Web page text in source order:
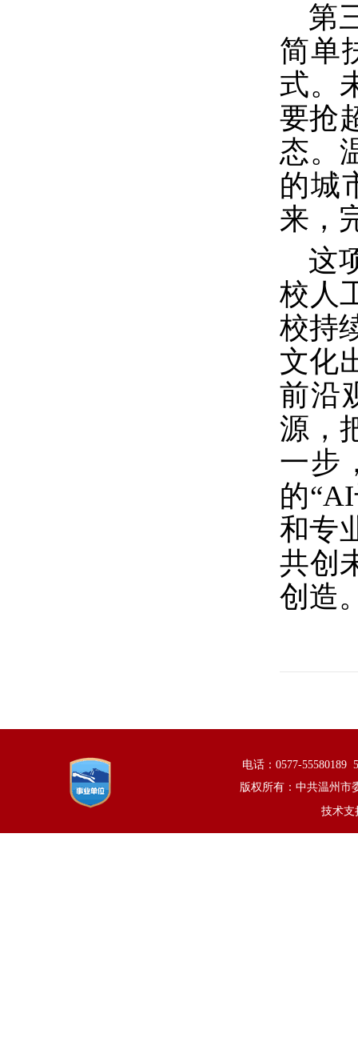
第
简单
式。
要抢
态。
的城
来，
这
校人
校持
文化
前沿
源，
一步
的
和专
共创
创造
电话：0577-55580189
版权所有：中共温州
技术